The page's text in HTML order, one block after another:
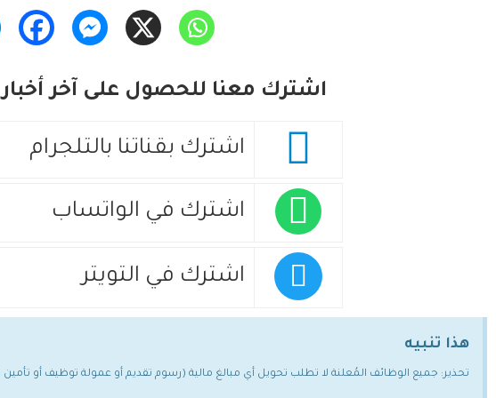
اشترك معنا للحصول على آخر
اشترك بقناتنا بالتلجرام
اشترك في الواتساب
اشترك في التويتر
هذا تنبيه
تحذير: جميع الوظائف المُعلنة لا تطلب تحويل أي مبالغ مالية (رسوم تقديم أو عمولة توظيف أو